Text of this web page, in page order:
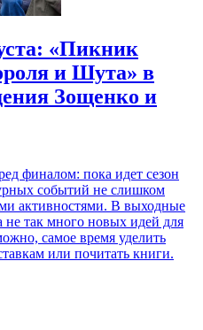
«Пикник
и Шута» в
Зощенко и
финалом: пока идет сезон
событий не слишком
активностями. В выходные
не так много новых идей для
самое время уделить
или почитать книги.